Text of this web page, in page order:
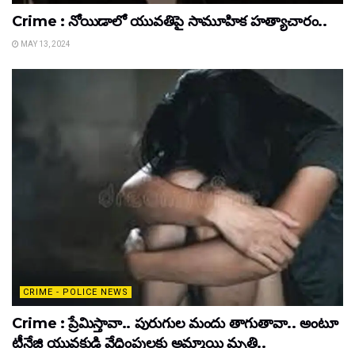
Crime : నోయిడాలో యువతిపై సామూహిక హత్యాచారం..
MAY 13, 2024
CRIME - POLICE NEWS
Crime : ప్రేమిస్తావా.. పురుగుల మందు తాగుతావా.. అంటూ
టీనేజి యువకుడి వేధింపులకు అమ్మాయి మృతి..